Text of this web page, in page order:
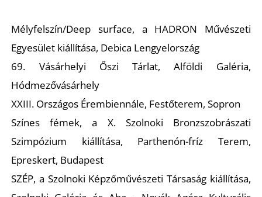
Mélyfelszín/Deep surface, a HADRON Művészeti
Egyesület kiállítása, Debica Lengyelország
69. Vásárhelyi Őszi Tárlat, Alföldi Galéria,
Hódmezővásárhely
XXIII. Országos Érembiennále, Festőterem, Sopron
Színes fémek,a X. Szolnoki Bronzszobrászati
Szimpózium kiállítása, Parthenón-fríz Terem,
Epreskert, Budapest
SZÉP, a Szolnoki Képzőművészeti Társaság kiállítása,